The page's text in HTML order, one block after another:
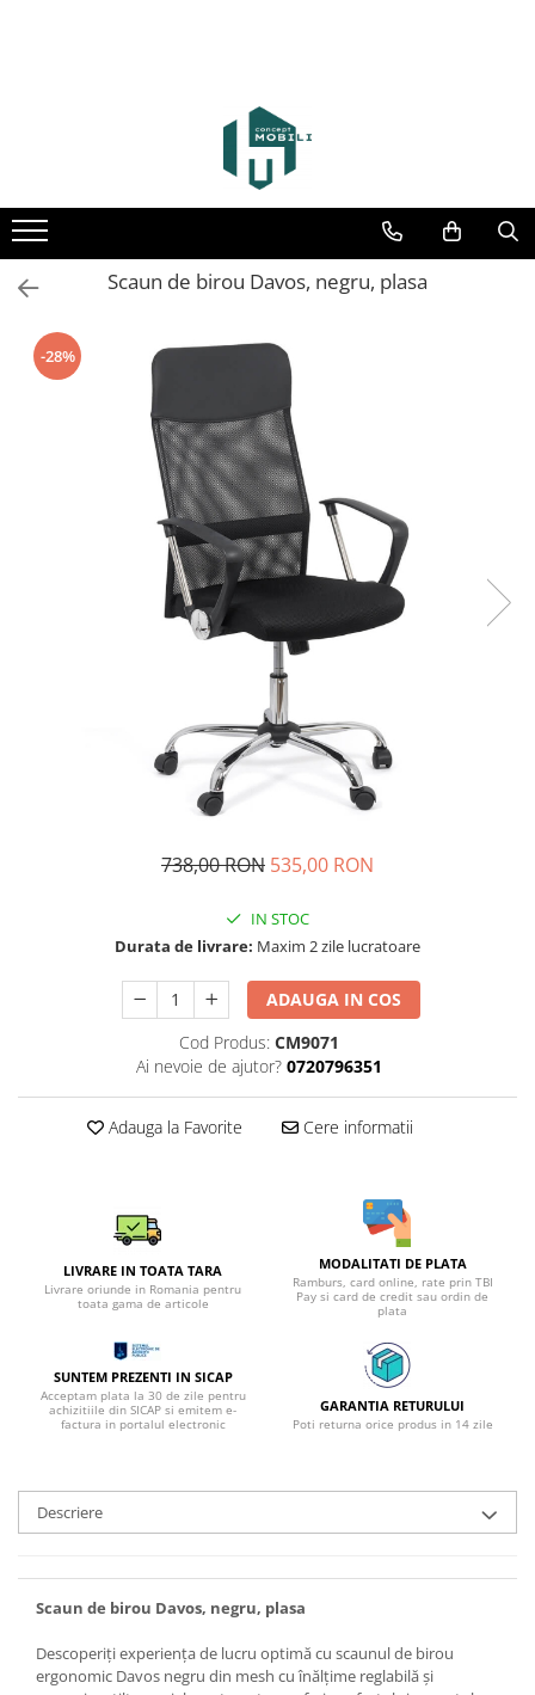
Scaun de birou Davos, negru, plasa
-28%
738,00 RON 535,00 RON
IN STOC
Durata de livrare: Maxim 2 zile lucratoare
ADAUGA IN COS
Cod Produs: CM9071
Ai nevoie de ajutor? 0720796351
Adauga la Favorite Cere informatii
LIVRARE IN TOATA TARA
Livrare oriunde in Romania pentru
toata gama de articole
MODALITATI DE PLATA
Ramburs, card online, rate prin TBI
Pay si card de credit sau ordin de
plata
SUNTEM PREZENTI IN SICAP
Acceptam plata la 30 de zile pentru
achizitiile din SICAP si emitem e-
factura in portalul electronic
GARANTIA RETURULUI
Poti returna orice produs in 14 zile
Descriere
Scaun de birou Davos, negru, plasa
Descoperiți experiența de lucru optimă cu scaunul de birou
ergonomic Davos negru din mesh cu înălțime reglabilă și